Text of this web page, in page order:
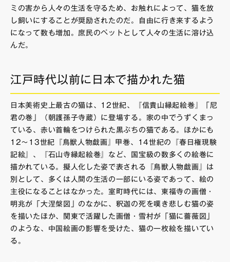
ミの害から人々の生活を守るため、お触れによって、猫を放
し飼いにすることが奨励されたのだ。自由に行き来するよう
になって数も増加。庶民のペットとして人々の生活に溶け込
んだ。
江戸時代以前に日本で描かれた猫
日本美術史上最古の猫は、12世紀、『信貴山縁起絵巻』「尼
君の巻」（朝護孫子寺蔵）に登場する。家の中でうずくまっ
ている、赤い首輪をつけられた黒ぶちの猫である。ほかにも
12〜13世紀『鳥獣人物戯画』甲巻、14世紀の『春日権現験
記絵』、『石山寺縁起絵巻』など、国宝級の数多くの絵巻に
描かれている。擬人化した姿で表される『鳥獣人物戯画』は
別として、多くは人間の生活の一部にいる姿であって、絵の
主役になることはなかった。室町時代には、東福寺の画僧・
明兆が「大涅槃図」のなかに、釈迦の死を嘆き悲しむ猫の姿
を描いたほか、関東で活躍した画僧・雪村が「猫に薔薇図」
のような、中国絵画の影響を受けた、猫の一枚絵を描いてい
る。